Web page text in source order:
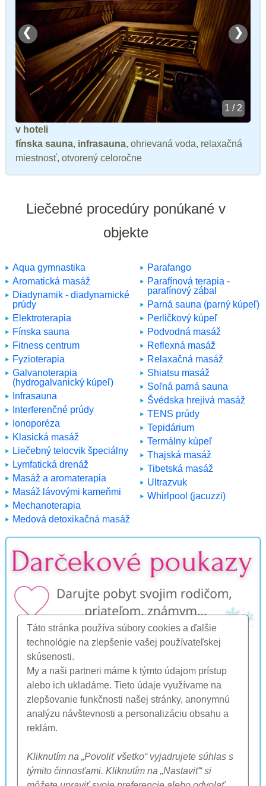
Táto stránka používa súbory cookies a ďalšie
technológie na zlepšenie vašej používateľskej
skúsenosti.
My a naši partneri máme k týmto údajom prístup
alebo ich ukladáme. Tieto údaje využívame na
zlepšovanie funkčnosti našej stránky, anonymnú
analýzu návštevnosti a personalizáciu obsahu a
reklám.
Kliknutím na „Povoliť všetko“ vyjadrujete súhlas s
týmito činnosťami. Kliknutím na „Nastaviť“ si
❮ ❯
1 / 2
v hoteli
fínska sauna, infrasauna, ohrievaná voda, relaxačná
miestnosť, otvorený celoročne
Liečebné procedúry ponúkané v
objekte
Aqua gymnastika
Aromatická masáž
Diadynamik - diadynamické
prúdy
Elektroterapia
Fínska sauna
Fitness centrum
Fyzioterapia
Galvanoterapia
(hydrogalvanický kúpeľ)
Infrasauna
Interferenčné prúdy
Ionoporéza
Klasická masáž
Liečebný telocvik špeciálny
Lymfatická drenáž
Masáž a aromaterapia
Masáž lávovými kameňmi
Mechanoterapia
Medová detoxikačná masáž
Parafango
Parafínová terapia -
parafínový zábal
Parná sauna (parný kúpeľ)
Perličkový kúpeľ
Podvodná masáž
Reflexná masáž
Relaxačná masáž
Shiatsu masáž
Soľná parná sauna
Švédska hrejivá masáž
TENS prúdy
Tepidárium
Termálny kúpeľ
Thajská masáž
Tibetská masáž
Ultrazvuk
Whirlpool (jacuzzi)